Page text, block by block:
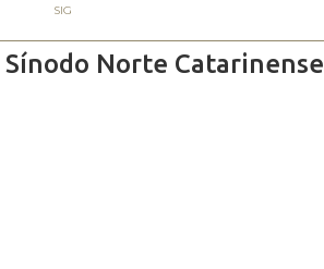
SIG
Sínodo Norte Catarinense